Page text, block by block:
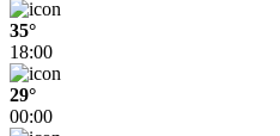
35°
18:00
29°
00:00